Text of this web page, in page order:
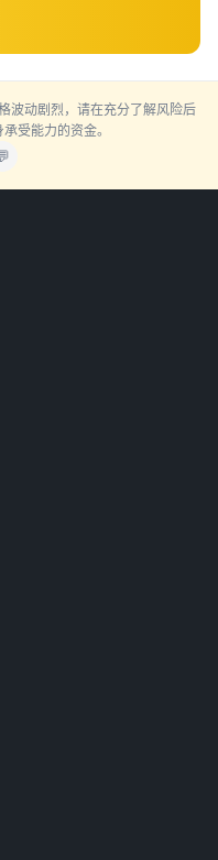
波动剧烈，请在充分了解风险后
受能力的资金。